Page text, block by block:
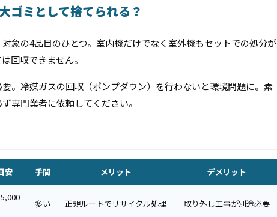
ゴミとして捨てられる？
象の4品目のひとつ。室内機だけでなく室外機もセットでの処分が
回収できません。
。冷媒ガスの回収（ポンプダウン）を行わないと環境問題に。素
専門業者に依頼してください。
安 手間 メリット デメリット
多い 正規ルートでリサイクル処理 取り外し工事が別途必要